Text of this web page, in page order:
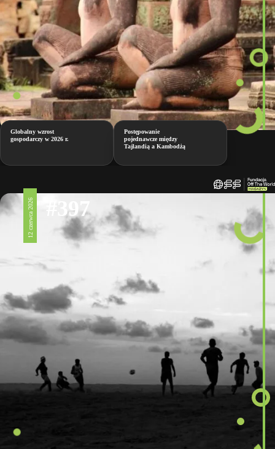
Globalny wzrost
gospodarczy w 2026 r.
Postępowanie
pojednawcze między
Tajlandią a Kambodżą
12 czerwca 2026 #397